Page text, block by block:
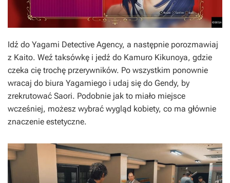
Idź do Yagami Detective Agency, a następnie porozmawiaj
z Kaito. Weź taksówkę i jedź do Kamuro Kikunoya, gdzie
czeka cię trochę przerywników. Po wszystkim ponownie
wracaj do biura Yagamiego i udaj się do Gendy, by
zrekrutować Saori. Podobnie jak to miało miejsce
wcześniej, możesz wybrać wygląd kobiety, co ma głównie
znaczenie estetyczne.